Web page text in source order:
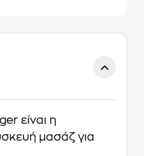
είναι η
μασάζ για